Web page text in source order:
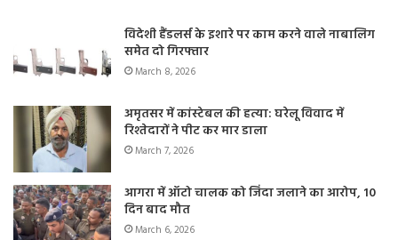
विदेशी हैंडलर्स के इशारे पर काम करने वाले नाबालिग
समेत दो गिरफ्तार
March 8, 2026
अमृतसर में कांस्टेबल की हत्या: घरेलू विवाद में
रिश्तेदारों ने पीट कर मार डाला
March 7, 2026
आगरा में ऑटो चालक को जिंदा जलाने का आरोप, 10
दिन बाद मौत
March 6, 2026